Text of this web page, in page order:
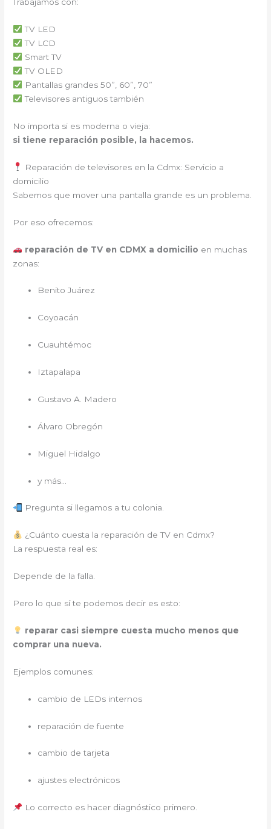
TV LED
TV LCD
Smart TV
TV OLED
Pantallas grandes 50”, 60”, 70”
Televisores antiguos también
No importa si es moderna o vieja:
si tiene reparación posible, la hacemos.
Reparación de televisores en la Cdmx: Servicio a
domicilio
Sabemos que mover una pantalla grande es un problema.
Por eso ofrecemos:
reparación de TV en CDMX a domicilio en muchas
zonas:
Benito Juárez
Coyoacán
Cuauhtémoc
Iztapalapa
Gustavo A. Madero
Álvaro Obregón
Miguel Hidalgo
y más…
Pregunta si llegamos a tu colonia.
¿Cuánto cuesta la reparación de TV en Cdmx?
La respuesta real es:
Depende de la falla.
Pero lo que sí te podemos decir es esto:
reparar casi siempre cuesta mucho menos que
comprar una nueva.
Ejemplos comunes:
cambio de LEDs internos
reparación de fuente
cambio de tarjeta
ajustes electrónicos
Lo correcto es hacer diagnóstico primero.